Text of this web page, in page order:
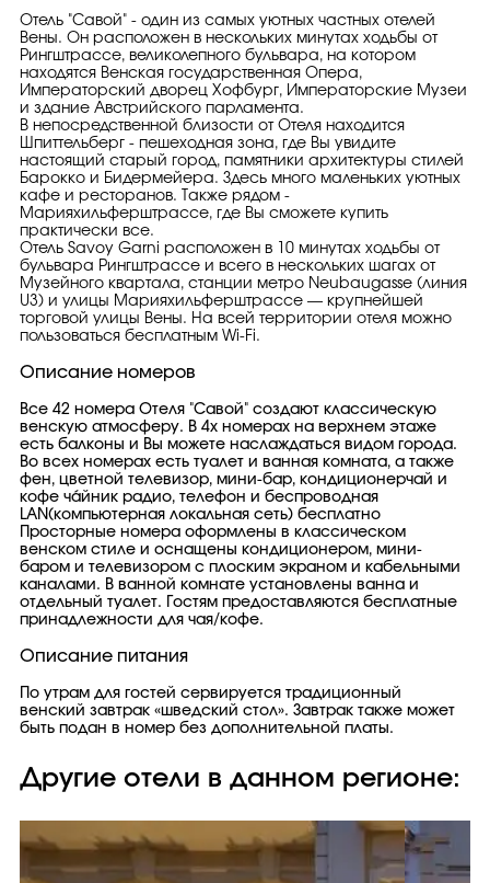
Отель "Савой" - один из самых уютных частных отелей
Вены. Он расположен в нескольких минутах ходьбы от
Рингштрассе, великолепного бульвара, на котором
находятся Венская государственная Опера,
Императорский дворец Хофбург, Императорские Музеи
и здание Австрийского парламента.
В непосредственной близости от Отеля находится
Шпиттельберг - пешеходная зона, где Вы увидите
настоящий старый город, памятники архитектуры стилей
Барокко и Бидермейера. Здесь много маленьких уютных
кафе и ресторанов. Также рядом -
Марияхильферштрассе, где Вы сможете купить
практически все.
Отель Savoy Garni расположен в 10 минутах ходьбы от
бульвара Рингштрассе и всего в нескольких шагах от
Музейного квартала, станции метро Neubaugasse (линия
U3) и улицы Марияхильферштрассе — крупнейшей
торговой улицы Вены. На всей территории отеля можно
пользоваться бесплатным Wi-Fi.
Описание номеров
Все 42 номера Отеля "Савой" создают классическую
венскую атмосферу. В 4х номерах на верхнем этаже
есть балконы и Вы можете наслаждаться видом города.
Во всех номерах есть туалет и ванная комната, а также
фен, цветной телевизор, мини-бар, кондиционерчай и
кофе ча́йник радио, телефон и беспроводная
LAN(компьютерная локальная сеть) бесплатно
Просторные номера оформлены в классическом
венском стиле и оснащены кондиционером, мини-
баром и телевизором с плоским экраном и кабельными
каналами. В ванной комнате установлены ванна и
отдельный туалет. Гостям предоставляются бесплатные
принадлежности для чая/кофе.
Описание питания
По утрам для гостей сервируется традиционный
венский завтрак «шведский стол». Завтрак также может
быть подан в номер без дополнительной платы.
Другие отели в данном регионе: